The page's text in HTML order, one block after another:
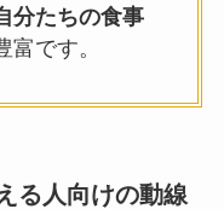
分たちの食事
です。
る人向けの動線